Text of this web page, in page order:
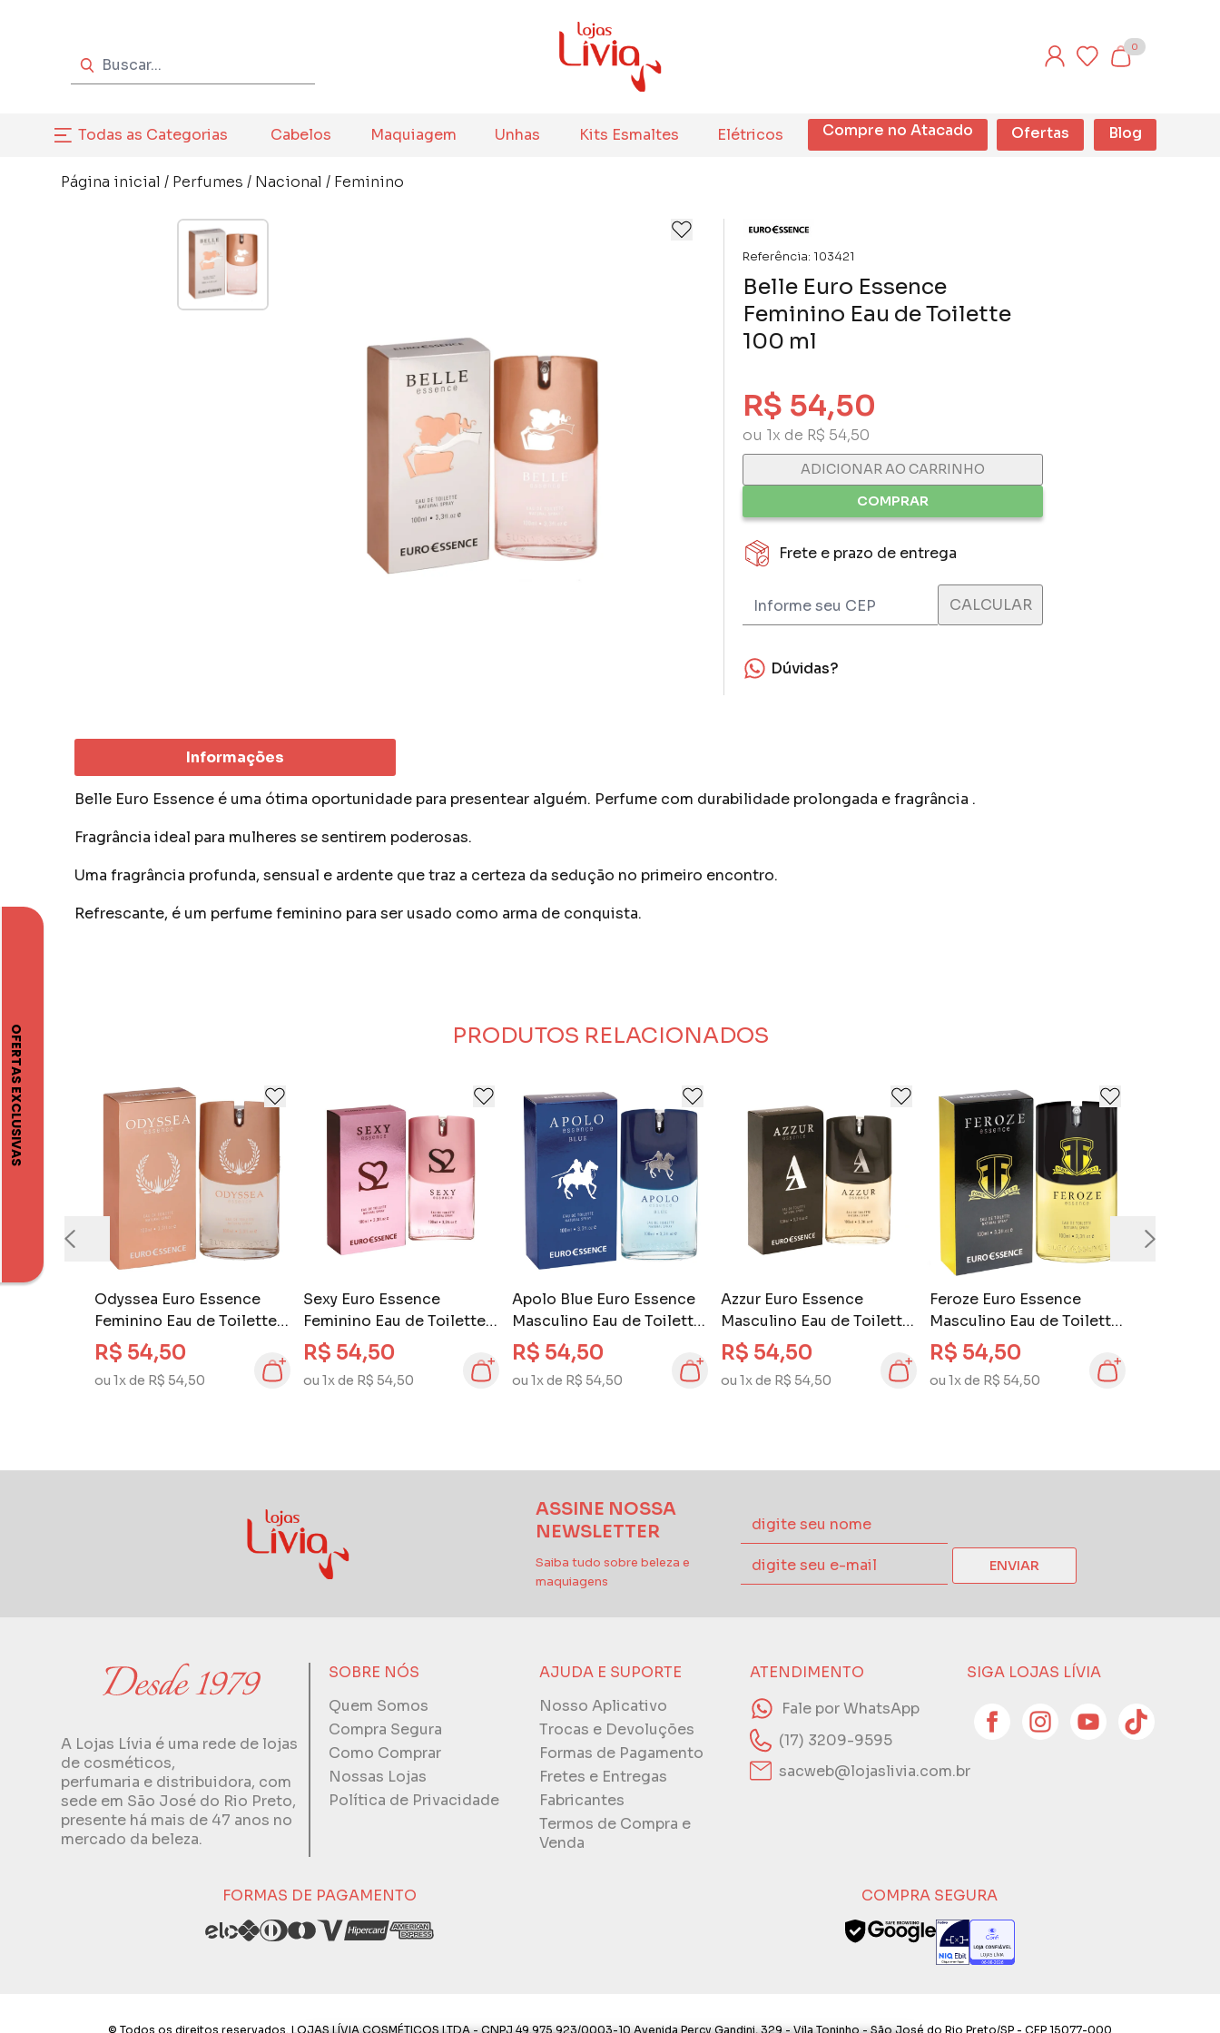
0
Todas as Categorias Cabelos Maquiagem Unhas Kits Esmaltes Elétricos Compre no Atacado Ofertas Blog
Página inicial / Perfumes / Nacional / Feminino
Referência: 103421
Belle Euro Essence
Feminino Eau de Toilette
100 ml
R$ 54,50
ou 1x de R$ 54,50
ADICIONAR AO CARRINHO
COMPRAR
Frete e prazo de entrega
Dúvidas?
Informações
Belle Euro Essence é uma ótima oportunidade para presentear alguém. Perfume com durabilidade prolongada e fragrância .
Fragrância ideal para mulheres se sentirem poderosas.
Uma fragrância profunda, sensual e ardente que traz a certeza da sedução no primeiro encontro.
Refrescante, é um perfume feminino para ser usado como arma de conquista.
PRODUTOS RELACIONADOS
Odyssea Euro Essence
Feminino Eau de Toilette
100 ml
R$ 54,50
ou 1x de R$ 54,50
Sexy Euro Essence
Feminino Eau de Toilette
100 ml
R$ 54,50
ou 1x de R$ 54,50
Apolo Blue Euro Essence
Masculino Eau de Toilette
100 ml
R$ 54,50
ou 1x de R$ 54,50
Azzur Euro Essence
Masculino Eau de Toilette
100 ml
R$ 54,50
ou 1x de R$ 54,50
Feroze Euro Essence
Masculino Eau de Toilette
100 ml
R$ 54,50
ou 1x de R$ 54,50
ASSINE NOSSA
NEWSLETTER
Saiba tudo sobre beleza e
maquiagens
ENVIAR
A Lojas Lívia é uma rede de lojas
de cosméticos,
perfumaria e distribuidora, com
sede em São José do Rio Preto,
presente há mais de 47 anos no
mercado da beleza.
SOBRE NÓS
Quem Somos
Compra Segura
Como Comprar
Nossas Lojas
Política de Privacidade
AJUDA E SUPORTE
Nosso Aplicativo
Trocas e Devoluções
Formas de Pagamento
Fretes e Entregas
Fabricantes
Termos de Compra e
Venda
ATENDIMENTO
Fale por WhatsApp
(17) 3209-9595
sacweb@lojaslivia.com.br
SIGA LOJAS LÍVIA
FORMAS DE PAGAMENTO COMPRA SEGURA
© Todos os direitos reservados. LOJAS LÍVIA COSMÉTICOS LTDA - CNPJ 49.975.923/0003-10 Avenida Percy Gandini, 329 - Vila Toninho - São José do Rio Preto/SP - CEP 15077-000